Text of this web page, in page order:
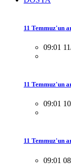
11 Temmuz'un
09:01
11 Temmuz'un
09:01
11 Temmuz'un
09:01